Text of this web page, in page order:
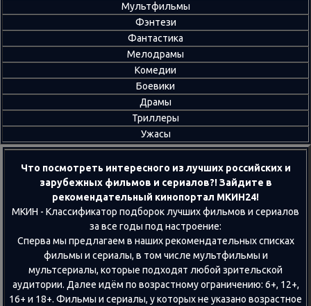
Мультфильмы
Фэнтези
Фантастика
Мелодрамы
Комедии
Боевики
Драмы
Триллеры
Ужасы
Что посмотреть интересного из лучших российских и
зарубежных фильмов и сериалов?! Зайдите в
рекомендательный кинопортал МКИН24!
МКИН - Классификатор подборок лучших фильмов и сериалов
за все годы под настроение:
Сперва мы предлагаем в наших рекомендательных списках
фильмы и сериалы, в том числе мультфильмы и
мультсериалы, которые подходят любой зрительской
аудитории. Далее идём по возрастному ограничению: 6+, 12+,
16+ и 18+. Фильмы и сериалы, у которых не указано возрастное